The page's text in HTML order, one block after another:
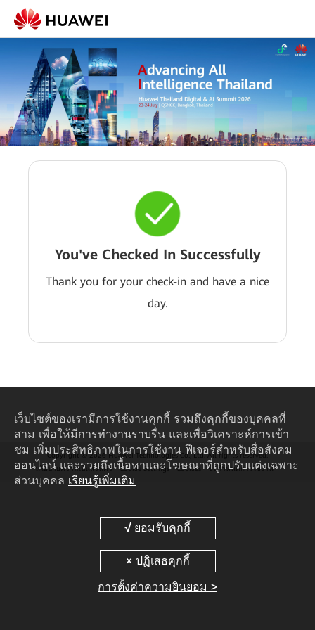
You've Checked In Successfully
Thank you for your check-in and have a nice
day.
Copyright © 2026 Huawei Technologies Co., Ltd. All rights reserved.
นโยบายความเป็นส่วนตัว
Cookie Settings Cookies ข้อกำหนดการใช้งาน
เว็บไซต์ของเรามีการใช้งานคุกกี้ รวมถึงคุกกี้ของบุคคลที่
สาม เพื่อให้มีการทำงานราบรื่น และเพื่อวิเคราะห์การเข้า
ชม เพิ่มประสิทธิภาพในการใช้งาน ฟีเจอร์สำหรับสื่อสังคม
ออนไลน์ และรวมถึงเนื้อหาและโฆษณาที่ถูกปรับแต่งเฉพาะ
ส่วนบุคคล เรียนรู้เพิ่มเติม
การตั้งค่าความยินยอม >